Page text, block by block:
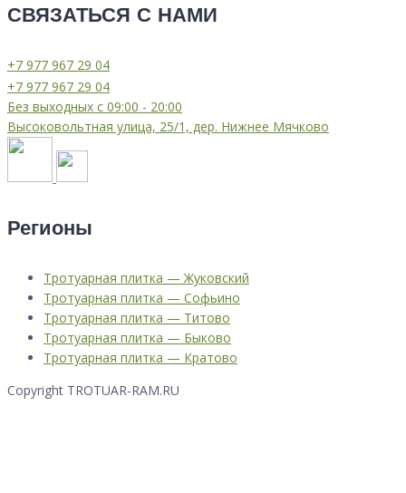
СВЯЗАТЬСЯ С НАМИ
⁦+7 977 967 29 04
⁦+7 977 967 29 04
Без выходных с 09:00 - 20:00
Высоковольтная улица, 25/1, дер. Нижнее Мячково
Регионы
Тротуарная плитка — Жуковский
Тротуарная плитка — Софьино
Тротуарная плитка — Титово
Тротуарная плитка — Быково
Тротуарная плитка — Кратово
Copyright TROTUAR-RAM.RU